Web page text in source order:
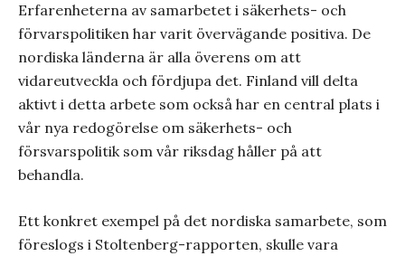
Erfarenheterna av samarbetet i säkerhets- och
förvarspolitiken har varit övervägande positiva. De
nordiska länderna är alla överens om att
vidareutveckla och fördjupa det. Finland vill delta
aktivt i detta arbete som också har en central plats i
vår nya redogörelse om säkerhets- och
försvarspolitik som vår riksdag håller på att
behandla.
Ett konkret exempel på det nordiska samarbete, som
föreslogs i Stoltenberg-rapporten, skulle vara